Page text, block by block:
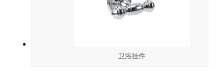
卫浴挂件